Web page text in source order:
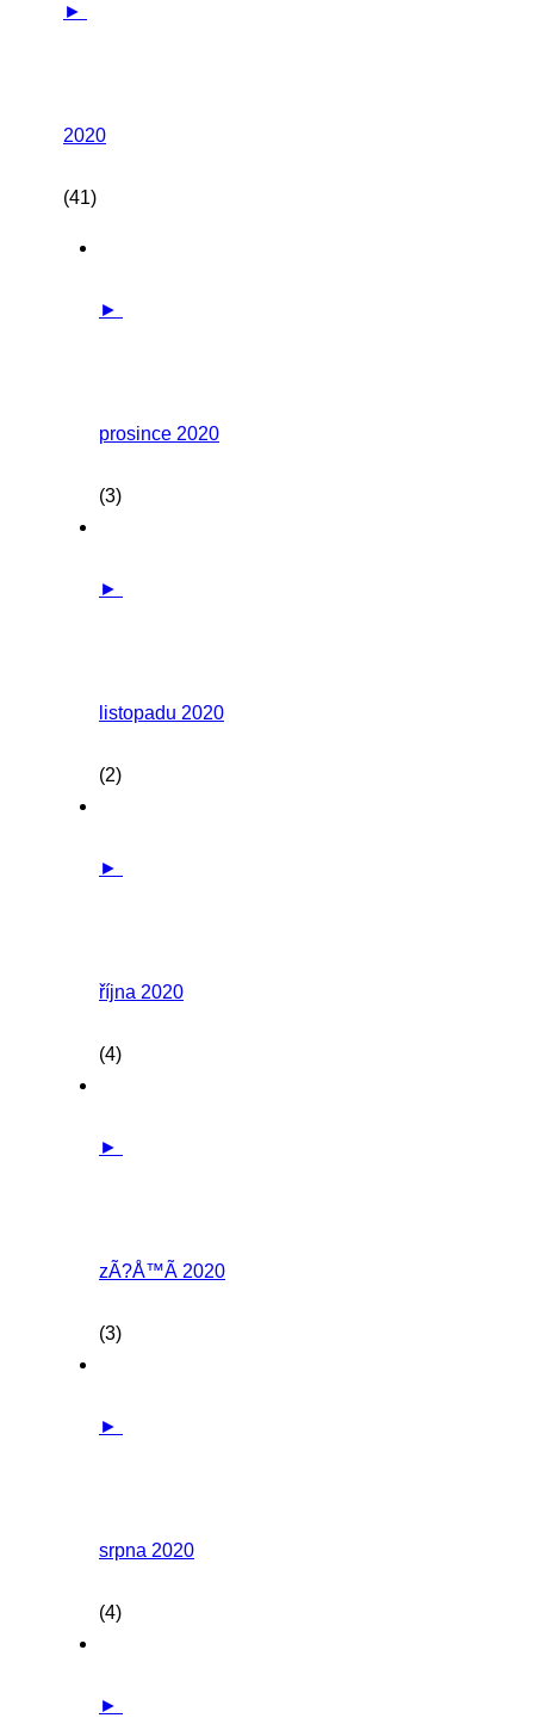
►
2020
(41)
►
prosince 2020
(3)
►
listopadu 2020
(2)
►
října 2020
(4)
►
zÃ?Å™Ã­ 2020
(3)
►
srpna 2020
(4)
►